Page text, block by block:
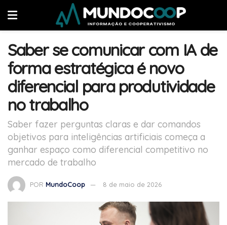
Saber se comunicar com IA de
forma estratégica é novo
diferencial para produtividade
no trabalho
Saber fazer perguntas claras e dar comandos
objetivos para inteligências artificiais começa a
ganhar espaço como diferencial competitivo no
mercado de trabalho
POR MundoCoop 8 de maio de 2026